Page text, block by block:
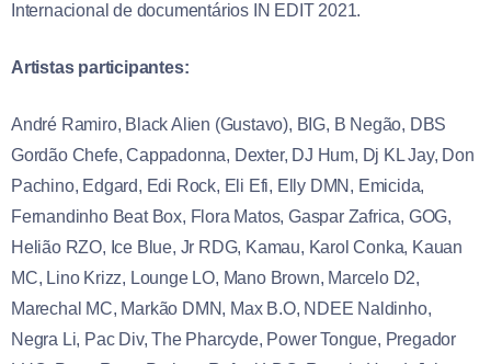
Internacional de documentários IN EDIT 2021.
Artistas participantes:
André Ramiro, Black Alien (Gustavo), BIG, B Negão, DBS
Gordão Chefe, Cappadonna, Dexter, DJ Hum, Dj KL Jay, Don
Pachino, Edgard, Edi Rock, Eli Efi, Elly DMN, Emicida,
Fernandinho Beat Box, Flora Matos, Gaspar Zafrica, GOG,
Helião RZO, Ice Blue, Jr RDG, Kamau, Karol Conka, Kauan
MC, Lino Krizz, Lounge LO, Mano Brown, Marcelo D2,
Marechal MC, Markão DMN, Max B.O, NDEE Naldinho,
Negra Li, Pac Div, The Pharcyde, Power Tongue, Pregador